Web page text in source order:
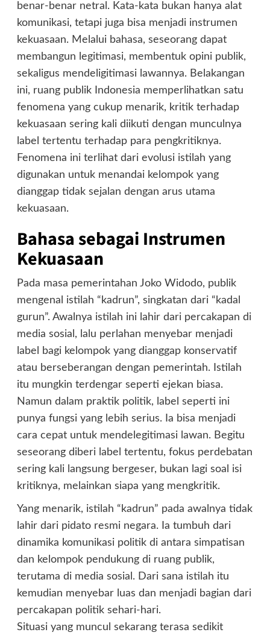
benar-benar netral. Kata-kata bukan hanya alat
komunikasi, tetapi juga bisa menjadi instrumen
kekuasaan. Melalui bahasa, seseorang dapat
membangun legitimasi, membentuk opini publik,
sekaligus mendeligitimasi lawannya. Belakangan
ini, ruang publik Indonesia memperlihatkan satu
fenomena yang cukup menarik, kritik terhadap
kekuasaan sering kali diikuti dengan munculnya
label tertentu terhadap para pengkritiknya.
Fenomena ini terlihat dari evolusi istilah yang
digunakan untuk menandai kelompok yang
dianggap tidak sejalan dengan arus utama
kekuasaan.
Bahasa sebagai Instrumen
Kekuasaan
Pada masa pemerintahan Joko Widodo, publik
mengenal istilah “kadrun”, singkatan dari “kadal
gurun”. Awalnya istilah ini lahir dari percakapan di
media sosial, lalu perlahan menyebar menjadi
label bagi kelompok yang dianggap konservatif
atau berseberangan dengan pemerintah. Istilah
itu mungkin terdengar seperti ejekan biasa.
Namun dalam praktik politik, label seperti ini
punya fungsi yang lebih serius. Ia bisa menjadi
cara cepat untuk mendelegitimasi lawan. Begitu
seseorang diberi label tertentu, fokus perdebatan
sering kali langsung bergeser, bukan lagi soal isi
kritiknya, melainkan siapa yang mengkritik.
Yang menarik, istilah “kadrun” pada awalnya tidak
lahir dari pidato resmi negara. Ia tumbuh dari
dinamika komunikasi politik di antara simpatisan
dan kelompok pendukung di ruang publik,
terutama di media sosial. Dari sana istilah itu
kemudian menyebar luas dan menjadi bagian dari
percakapan politik sehari-hari.
Situasi yang muncul sekarang terasa sedikit